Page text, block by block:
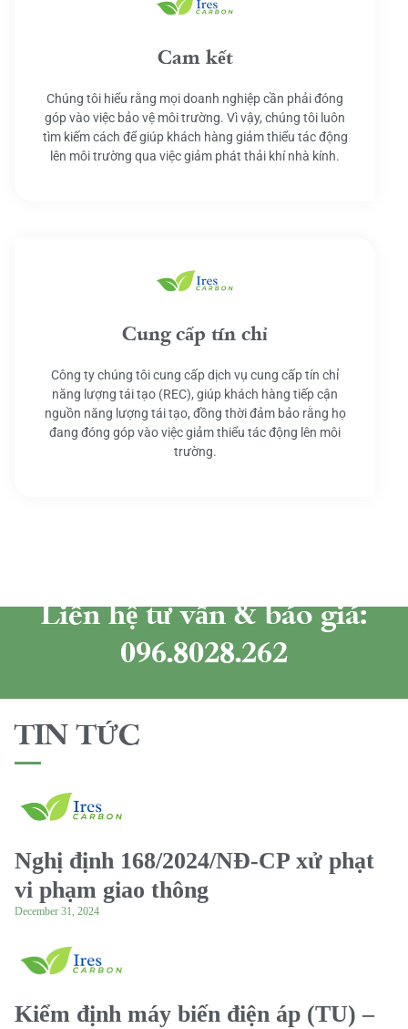
Cam kết
Chúng tôi hiểu rằng mọi doanh nghiệp cần phải đóng
góp vào việc bảo vệ môi trường. Vì vậy, chúng tôi luôn
tìm kiếm cách để giúp khách hàng giảm thiểu tác động
lên môi trường qua việc giảm phát thải khí nhà kính.
Cung cấp tín chỉ
Công ty chúng tôi cung cấp dịch vụ cung cấp tín chỉ
năng lượng tái tạo (REC), giúp khách hàng tiếp cận
nguồn năng lượng tái tạo, đồng thời đảm bảo rằng họ
đang đóng góp vào việc giảm thiểu tác động lên môi
trường.
Liên hệ tư vấn & báo giá:
096.8028.262
TIN TỨC
Nghị định 168/2024/NĐ-CP xử phạt
vi phạm giao thông
December 31, 2024
Kiểm định máy biến điện áp (TU) –